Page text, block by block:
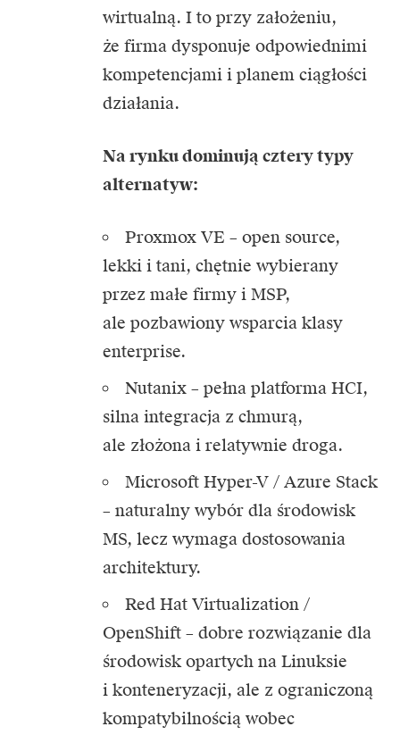
wirtualną. I to przy założeniu,
że firma dysponuje odpowiednimi
kompetencjami i planem ciągłości
działania.
Na rynku dominują cztery typy
alternatyw:
Proxmox VE – open source,
lekki i tani, chętnie wybierany
przez małe firmy i MSP,
ale pozbawiony wsparcia klasy
enterprise.
Nutanix – pełna platforma HCI,
silna integracja z chmurą,
ale złożona i relatywnie droga.
Microsoft Hyper-V / Azure Stack
– naturalny wybór dla środowisk
MS, lecz wymaga dostosowania
architektury.
Red Hat Virtualization /
OpenShift – dobre rozwiązanie dla
środowisk opartych na Linuksie
i konteneryzacji, ale z ograniczoną
kompatybilnością wobec